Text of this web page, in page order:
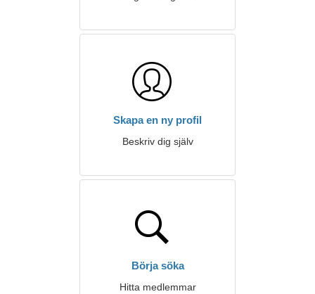
Skapa en ny profil
Beskriv dig själv
Börja söka
Hitta medlemmar